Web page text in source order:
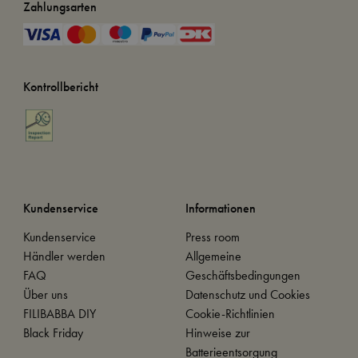
Zahlungsarten
Kontrollbericht
Kundenservice
Kundenservice
Händler werden
FAQ
Über uns
FILIBABBA DIY
Black Friday
Informationen
Press room
Allgemeine
Geschäftsbedingungen
Datenschutz und Cookies
Cookie-Richtlinien
Hinweise zur
Batterieentsorgung